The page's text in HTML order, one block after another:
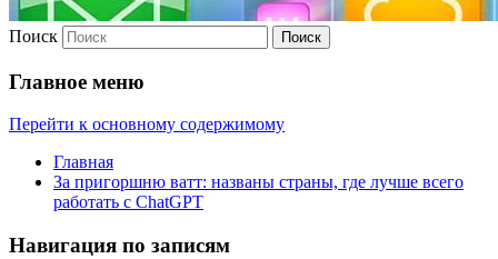
Поиск
Главное меню
Перейти к основному содержимому
Главная
За пригоршню ватт: названы страны, где лучше всего
работать с ChatGPT
Навигация по записям